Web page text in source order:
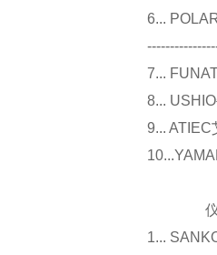
6...
7...
8...
9...
仪器
1...